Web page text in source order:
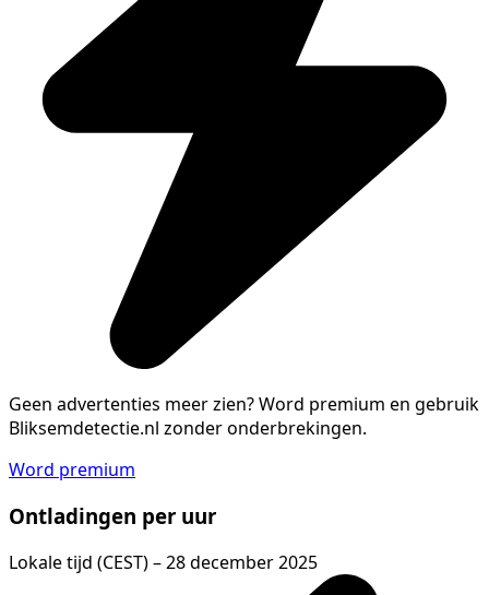
Geen advertenties meer zien?Word premium en gebruik
Bliksemdetectie.nl zonder onderbrekingen.
Word premium
Ontladingen per uur
Lokale tijd (CEST) – 28 december 2025